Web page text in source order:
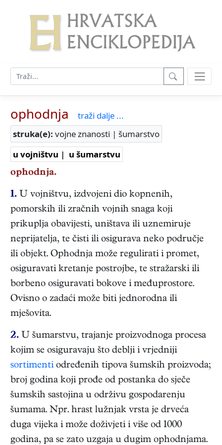
ophodnja
traži dalje ...
struka(e): vojne znanosti | šumarstvo
u vojništvu | u šumarstvu
ophodnja.
1. U vojništvu, izdvojeni dio kopnenih,
pomorskih ili zračnih vojnih snaga koji
prikuplja obavijesti, uništava ili uznemiruje
neprijatelja, te čisti ili osigurava neko područje
ili objekt. Ophodnja može regulirati i promet,
osiguravati kretanje postrojbe, te stražarski ili
borbeno osiguravati bokove i međuprostore.
Ovisno o zadaći može biti jednorodna ili
mješovita.
2. U šumarstvu, trajanje proizvodnoga procesa
kojim se osiguravaju što deblji i vrjedniji
sortimenti određenih tipova šumskih proizvoda;
broj godina koji prođe od postanka do sječe
šumskih sastojina u održivu gospodarenju
šumama. Npr. hrast lužnjak vrsta je drveća
duga vijeka i može doživjeti i više od 1000
godina, pa se zato uzgaja u dugim ophodnjama.